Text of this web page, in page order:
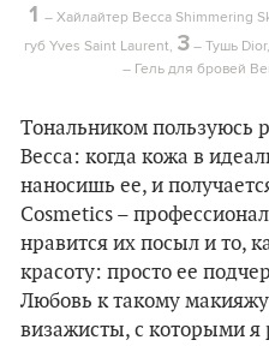
1 – Хайлайтер Becca Shimmering
губ Yves Saint Laurent, 3– Тушь Dior,
– Гель для бровей
Тональником пользуюсь
Becca: когда кожа в
наносишь ее, и
Cosmetics –
нравится их посыл и то,
красоту: просто ее
Любовь к такому
визажисты, с которыми я